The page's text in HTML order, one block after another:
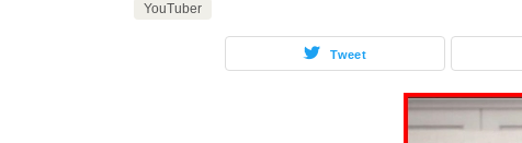
YouTuber
Tweet